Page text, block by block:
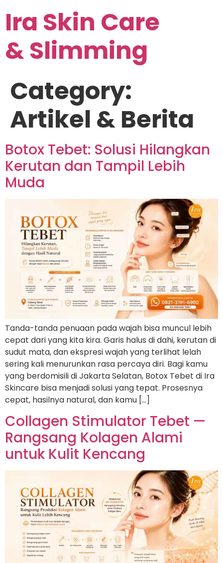
Ira Skin Care
& Slimming
Category:
Artikel & Berita
Botox Tebet: Solusi Hilangkan
Kerutan dan Tampil Lebih
Muda
Tanda-tanda penuaan pada wajah bisa muncul lebih
cepat dari yang kita kira. Garis halus di dahi, kerutan di
sudut mata, dan ekspresi wajah yang terlihat lelah
sering kali menurunkan rasa percaya diri. Bagi kamu
yang berdomisili di Jakarta Selatan, Botox Tebet di Ira
Skincare bisa menjadi solusi yang tepat. Prosesnya
cepat, hasilnya natural, dan kamu […]
Collagen Stimulator Tebet —
Rangsang Kolagen Alami
untuk Kulit Kencang